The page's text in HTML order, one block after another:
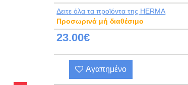
Δειτε όλα τα προϊόντα της HERMA
Προσωρινά μή διαθέσιμο
23.00€
Αγαπημένο